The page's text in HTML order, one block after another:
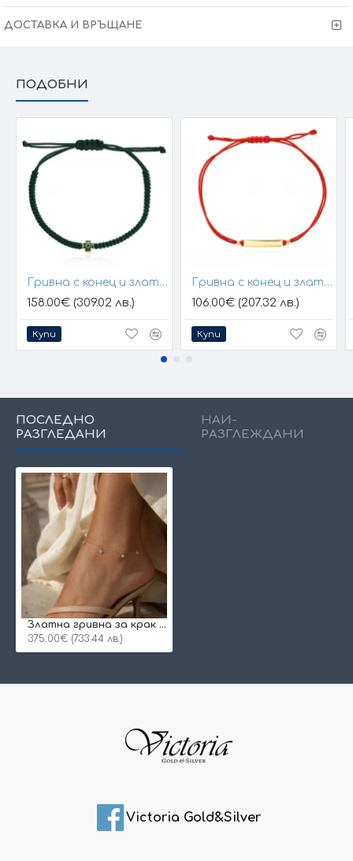
Произведено в България
Забележка:
ДОСТАВКА И ВРЪЩАНЕ
ПОДОБНИ
Гривна с конец и златен елемент кръст
158.00€ (309.02 лв.)
Купи
Гривна с конец и златна плочка за гравиране
106.00€ (207.32 лв.)
Купи
ПОСЛЕДНО
РАЗГЛЕДАНИ
НАЙ-
РАЗГЛЕЖДАНИ
Златна гривна за крак Morsea
375.00€ (733.44 лв.)
Victoria Gold&Silver